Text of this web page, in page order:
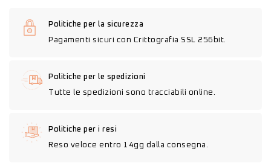
Politiche per la sicurezza
Pagamenti sicuri con Crittografia SSL 256bit.
Politiche per le spedizioni
Tutte le spedizioni sono tracciabili online.
Politiche per i resi
Reso veloce entro 14gg dalla consegna.